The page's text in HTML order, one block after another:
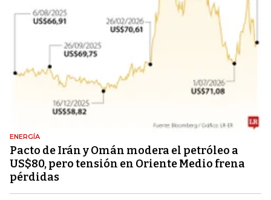
ENERGÍA
Pacto de Irán y Omán modera el petróleo a
US$80, pero tensión en Oriente Medio frena
pérdidas